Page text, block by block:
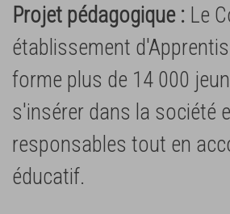
Projet pédagogique : Le
établissement
forme plus de 14 000
s'insérer dans la société
responsables tout en
éducatif.